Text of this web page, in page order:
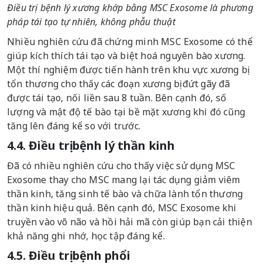
Điều trị bệnh lý xương khớp bằng MSC Exosome là phương
pháp tái tạo tự nhiên, không phẫu thuật
Nhiều nghiên cứu đã chứng minh MSC Exosome có thể
giúp kích thích tái tạo và biệt hoá nguyên bào xương.
Một thí nghiệm được tiến hành trên khu vực xương bị
tổn thương cho thấy các đoạn xương bị đứt gãy đã
được tái tạo, nối liền sau 8 tuần. Bên cạnh đó, số
lượng và mật độ tế bào tại bề mặt xương khi đó cũng
tăng lên đáng kể so với trước.
4.4. Điều trị bệnh lý thần kinh
Đã có nhiều nghiên cứu cho thấy việc sử dụng MSC
Exosome thay cho MSC mang lại tác dụng giảm viêm
thần kinh, tăng sinh tế bào và chữa lành tổn thương
thần kinh hiệu quả. Bên cạnh đó, MSC Exosome khi
truyền vào võ não và hồi hải mã còn giúp bạn cải thiện
khả năng ghi nhớ, học tập đáng kể.
4.5. Điều trị bệnh phổi